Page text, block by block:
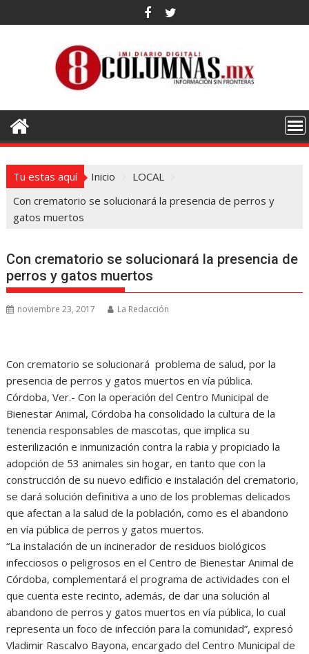
al
Tu estas aquí Inicio
LOCAL
Con crematorio se solucionará la presencia de perros y
gatos muertos
Con crematorio se solucionará la presencia de
perros y gatos muertos
noviembre 23, 2017 La Redacción
Con crematorio se solucionará problema de salud, por la
presencia de perros y gatos muertos en vía pública.
Córdoba, Ver.- Con la operación del Centro Municipal de
Bienestar Animal, Córdoba ha consolidado la cultura de la
tenencia responsables de mascotas, que implica su
esterilización e inmunización contra la rabia y propiciado la
adopción de 53 animales sin hogar, en tanto que con la
construcción de su nuevo edificio e instalación del crematorio,
se dará solución definitiva a uno de los problemas delicados
que afectan a la salud de la población, como es el abandono
en vía pública de perros y gatos muertos.
“La instalación de un incinerador de residuos biológicos
infecciosos o peligrosos en el Centro de Bienestar Animal de
Córdoba, complementará el programa de actividades con el
que cuenta este recinto, además, de dar una solución al
abandono de perros y gatos muertos en vía pública, lo cual
representa un foco de infección para la comunidad”, expresó
Vladimir Rascalvo Bayona, encargado del Centro Municipal de